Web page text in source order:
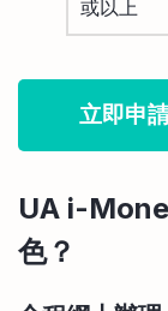
或以上
立即申
UA i-
色？